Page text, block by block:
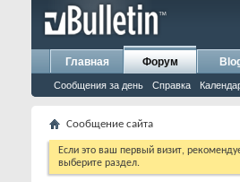
Главная Форум
Сообщения за день Справка
Сообщение сайта
Если это ваш первый визит,
выберите раздел.